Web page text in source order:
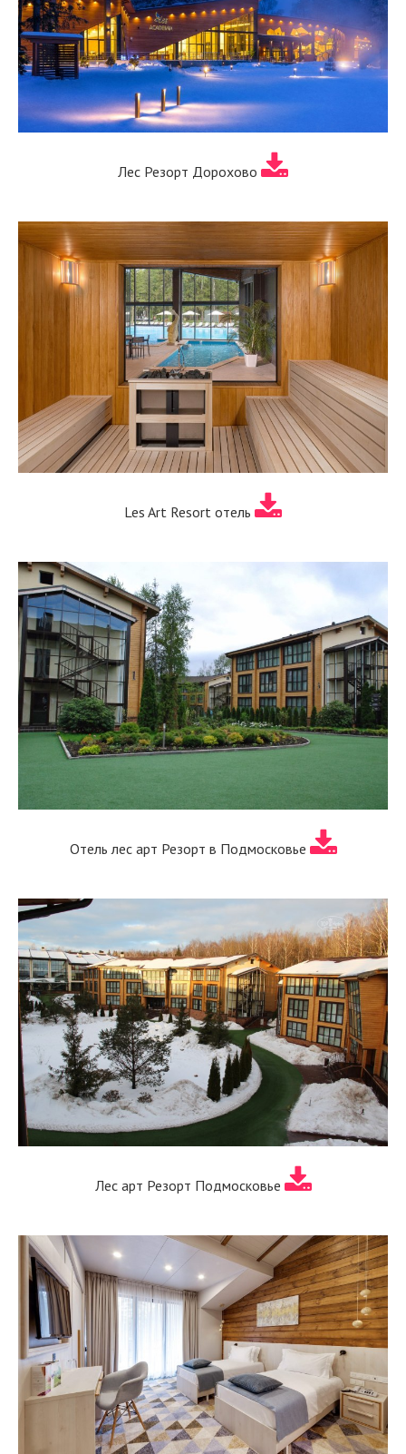
Лес Резорт Дорохово
Les Art Resort отель
Отель лес арт Резорт в Подмосковье
Лес арт Резорт Подмосковье